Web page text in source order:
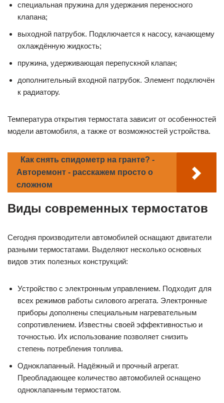
специальная пружина для удержания переносного
клапана;
выходной патрубок. Подключается к насосу, качающему
охлаждённую жидкость;
пружина, удерживающая перепускной клапан;
дополнительный входной патрубок. Элемент подключён
к радиатору.
Температура открытия термостата зависит от особенностей
модели автомобиля, а также от возможностей устройства.
Как снять спидометр на гранте? -
Авторемонт - расскажем просто о
сложном
Виды современных термостатов
Сегодня производители автомобилей оснащают двигатели
разными термостатами. Выделяют несколько основных
видов этих полезных конструкций:
Устройство с электронным управлением. Подходит для
всех режимов работы силового агрегата. Электронные
приборы дополнены специальным нагревательным
сопротивлением. Известны своей эффективностью и
точностью. Их использование позволяет снизить
степень потребления топлива.
Одноклапанный. Надёжный и прочный агрегат.
Преобладающее количество автомобилей оснащено
одноклапанным термостатом.